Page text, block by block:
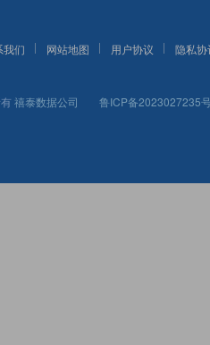
我们 网站地图 用户协议 隐私协
禧泰数据公司 鲁ICP备2023027235